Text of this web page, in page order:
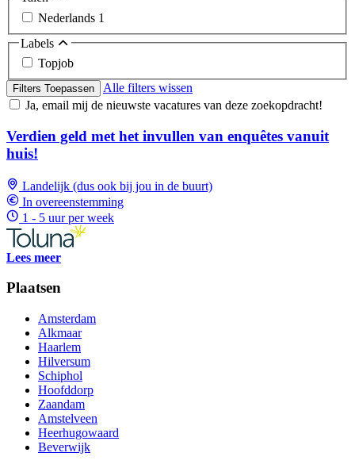
Nederlands 1
Labels
Topjob
Filters Toepassen
Alle filters wissen
Ja, email mij de nieuwste vacatures van deze zoekopdracht!
Verdien geld met het invullen van enquêtes vanuit
huis!
Landelijk (dus ook bij jou in de buurt)
In overeenstemming
1 - 5 uur per week
Lees meer
Plaatsen
Amsterdam
Alkmaar
Haarlem
Hilversum
Schiphol
Hoofddorp
Zaandam
Amstelveen
Heerhugowaard
Beverwijk